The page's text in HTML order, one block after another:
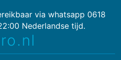
via whatsapp 0618
Nederlandse tijd.